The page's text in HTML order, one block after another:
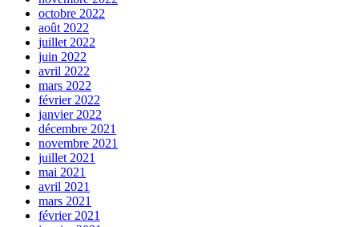
octobre 2022
août 2022
juillet 2022
juin 2022
avril 2022
mars 2022
février 2022
janvier 2022
décembre 2021
novembre 2021
juillet 2021
mai 2021
avril 2021
mars 2021
février 2021